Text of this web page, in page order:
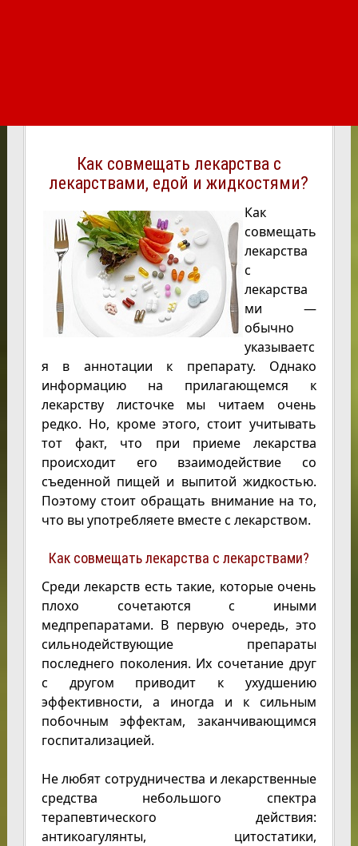
Как совмещать лекарства с
лекарствами, едой и жидкостями?
Как
совмещать
лекарства
с
лекарства
ми —
обычно
указываетс
я в аннотации к препарату. Однако
информацию на прилагающемся к
лекарству листочке мы читаем очень
редко. Но, кроме этого, стоит учитывать
тот факт, что при приеме лекарства
происходит его взаимодействие со
съеденной пищей и выпитой жидкостью.
Поэтому стоит обращать внимание на то,
что вы употребляете вместе с лекарством.
Как совмещать лекарства с лекарствами?
Среди лекарств есть такие, которые очень
плохо сочетаются с иными
медпрепаратами. В первую очередь, это
сильнодействующие препараты
последнего поколения. Их сочетание друг
с другом приводит к ухудшению
эффективности, а иногда и к сильным
побочным эффектам, заканчивающимся
госпитализацией.
Не любят сотрудничества и лекарственные
средства небольшого спектра
терапевтического действия:
антикоагулянты, цитостатики,